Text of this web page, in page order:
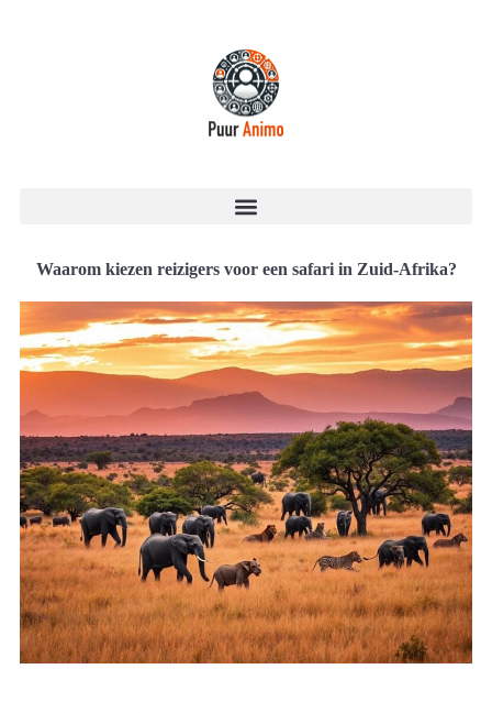
Waarom kiezen reizigers voor een safari in Zuid-Afrika?